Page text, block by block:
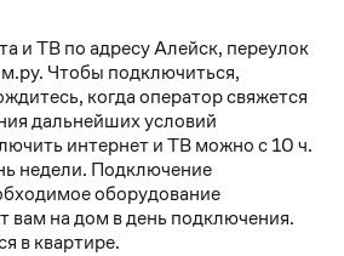
и ТВ по адресу Алейск, переулок
Чтобы подключиться,
когда оператор свяжется
дальнейших условий
интернет и ТВ можно с 10 ч.
недели. Подключение
оборудование
вам на дом в день подключения.
в квартире.